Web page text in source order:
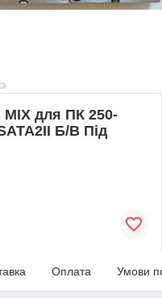
MIX для ПК 250-
Б/В Під
Оплата Умови